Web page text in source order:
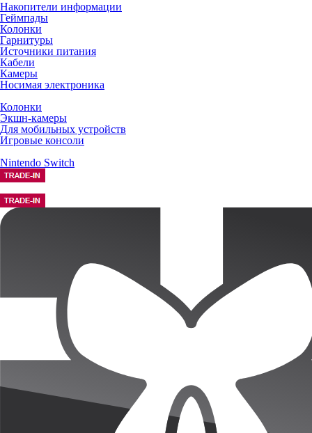
Накопители информации
Геймпады
Колонки
Гарнитуры
Источники питания
Кабели
Камеры
Носимая электроника
Колонки
Экшн-камеры
Для мобильных устройств
Игровые консоли
Nintendo Switch